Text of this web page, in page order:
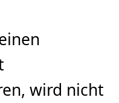
wird nicht